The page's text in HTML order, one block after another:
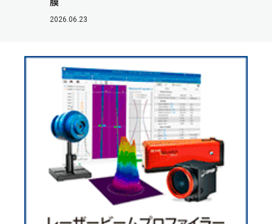
2026.06.23